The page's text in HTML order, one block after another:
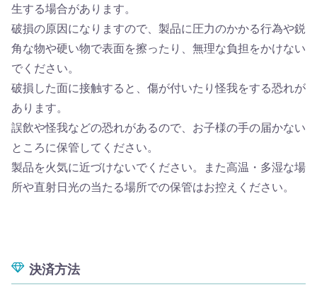
生する場合があります。
破損の原因になりますので、製品に圧力のかかる行為や鋭
角な物や硬い物で表面を擦ったり、無理な負担をかけない
でください。
破損した面に接触すると、傷が付いたり怪我をする恐れが
あります。
誤飲や怪我などの恐れがあるので、お子様の手の届かない
ところに保管してください。
製品を火気に近づけないでください。また高温・多湿な場
所や直射日光の当たる場所での保管はお控えください。
決済方法